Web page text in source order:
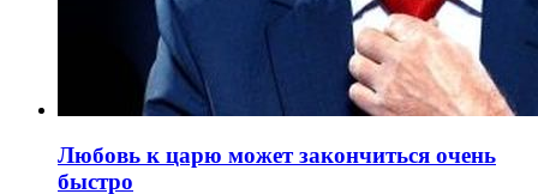
Любовь к царю может закончиться очень
быстро